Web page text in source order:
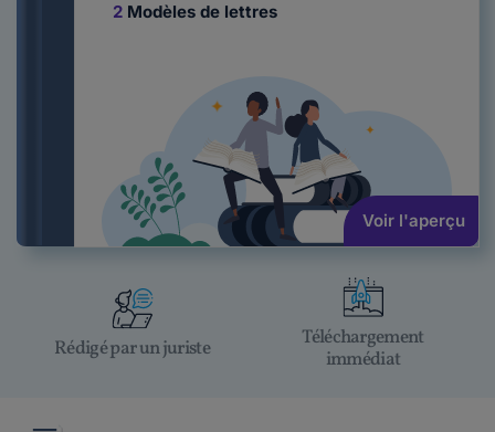
2 Modèles de lettres
Voir l'aperçu
Rédigé par un juriste
Téléchargement
immédiat